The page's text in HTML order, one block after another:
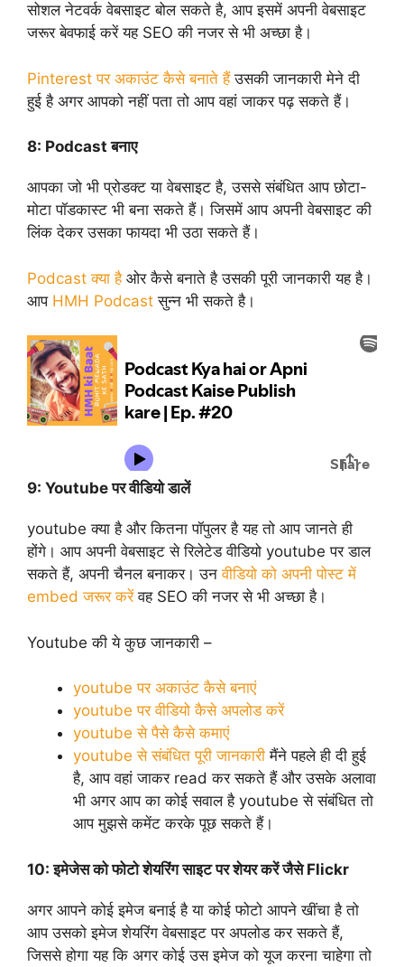
सोशल नेटवर्क वेबसाइट बोल सकते है, आप इसमें अपनी वेबसाइट
जरूर बेवफाई करें यह SEO की नजर से भी अच्छा है।
Pinterest पर अकाउंट कैसे बनाते हैंउसकी जानकारी मेने दी
हुई है अगर आपको नहीं पता तो आप वहां जाकर पढ़ सकते हैं।
8: Podcast बनाए
आपका जो भी प्रोडक्ट या वेबसाइट है, उससे संबंधित आप छोटा-
मोटा पॉडकास्ट भी बना सकते हैं। जिसमें आप अपनी वेबसाइट की
लिंक देकर उसका फायदा भी उठा सकते हैं।
Podcast क्या हैओर कैसे बनाते है उसकी पूरी जानकारी यह है।
आप HMH Podcast सुन्न भी सकते है।
9: Youtube पर वीडियो डालें
youtube क्या है और कितना पॉपुलर है यह तो आप जानते ही
होंगे। आप अपनी वेबसाइट से रिलेटेड वीडियो youtube पर डाल
सकते हैं, अपनी चैनल बनाकर। उनवीडियो को अपनी पोस्ट में
embed जरूर करेंवह SEO की नजर से भी अच्छा है।
Youtube की ये कुछ जानकारी –
youtube पर अकाउंट कैसे बनाएं
youtube पर वीडियो कैसे अपलोड करें
youtube से पैसे कैसे कमाएं
youtube से संबंधित पूरी जानकारी मैंने पहले ही दी हुई
है, आप वहां जाकर read कर सकते हैं और उसके अलावा
भी अगर आप का कोई सवाल है youtube से संबंधित तो
आप मुझसे कमेंट करके पूछ सकते हैं।
10: इमेजेस को फोटो शेयरिंग साइट पर शेयर करें जैसे Flickr
अगर आपने कोई इमेज बनाई है या कोई फोटो आपने खींचा है तो
आप उसको इमेज शेयरिंग वेबसाइट पर अपलोड कर सकते हैं,
जिससे होगा यह कि अगर कोई उस इमेज को यूज करना चाहेगा तो